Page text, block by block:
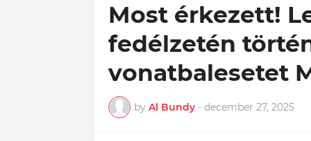
Most érkezett!
fedélzetén
vonatbalesetet
by Al Bundy - december 27, 2025